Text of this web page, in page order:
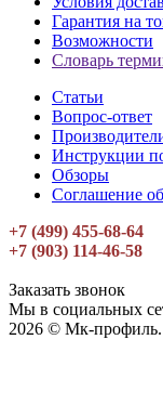
Гарантия на
Возможности
Словарь
Статьи
Вопрос-ответ
Инструкции
Обзоры
Соглашение
+7 (499) 455-68-64
+7 (903) 114-46-58
Заказать звонок
Мы в социальных
2026 © Мк-профиль.